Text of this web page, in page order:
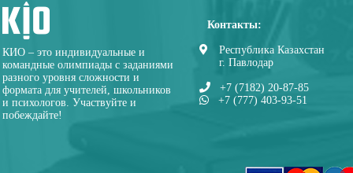
КИО – это индивидуальные и
командные олимпиады с заданиями
разного уровня сложности и
формата для учителей, школьников
и психологов. Участвуйте и
побеждайте!
Контакты:
Республика Казахстан
г. Павлодар
+7 (7182) 20-87-85
+7 (777) 403-93-51